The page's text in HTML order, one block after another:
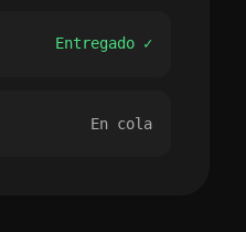
Entregado ✓
En cola